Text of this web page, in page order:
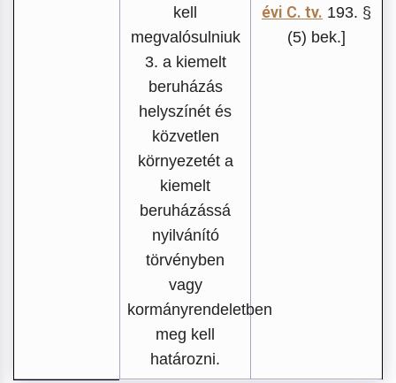
kell
megvalósulniuk
3. a kiemelt
beruházás
helyszínét és
közvetlen
környezetét a
kiemelt
beruházássá
nyilvánító
törvényben
vagy
kormányrendeletben
meg kell
határozni.
évi C. tv. 193. §
(5) bek.]